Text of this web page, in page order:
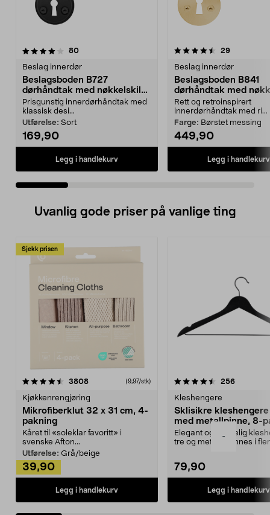
-
80anmeldelser
Beslag innerdør
Beslagsboden B727
dørhåndtak med nøkkelskilt,
innerdør
Prisgunstig innerdørhåndtak med
klassisk desi...
Utførelse: Sort
169,90
Legg i handlekurv
4.5 av 5 stjerner 29
Beslag innerdør
Beslagsboden B841
dørhåndtak med
innerdør
Rett og retroinspirert
innerdørhåndtak med ri...
Farge: Børstet messing
449,90
Legg i handlekurv
4.5 av 5 stjerner
Uvanlig gode priser på vanlige ting
Sjekk prisen
3808anmeldelser(9,97/stk)
Kjøkkenrengjøring
Mikrofiberklut 32 x 31 cm, 4-
pakning
Kåret til «soleklar favoritt» i
svenske Afton...
Utførelse: Grå/beige
39,90
Legg i handlekurv
4.5av 5 stjerner 256
Kleshengere
Sklisikre
med metallpinne, 8-
Elegant og skikkelig
tre og metall – finnes i
79,90
Legg i handlekurv
4.5av 5 stjerner